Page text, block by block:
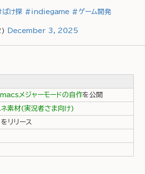
け探 #indiegame #ゲーム開発
December 3, 2025
メジャーモードの自作を公開
ネ素材(実況者さま向け)
をリリース